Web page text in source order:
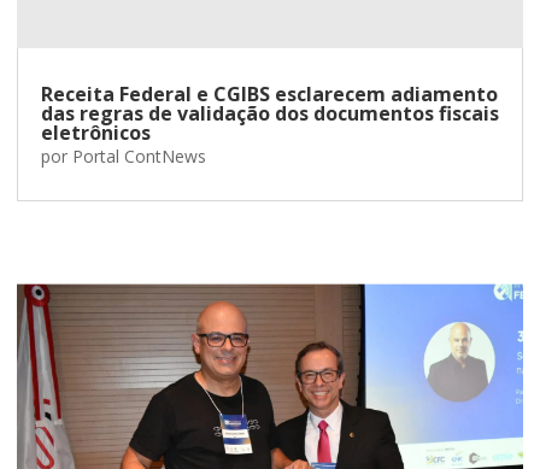
Receita Federal e CGIBS esclarecem adiamento
das regras de validação dos documentos fiscais
eletrônicos
por Portal ContNews